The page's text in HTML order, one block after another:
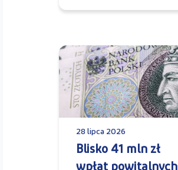
28 lipca 2026
Blisko 41 mln zł
wpłat powitalnych